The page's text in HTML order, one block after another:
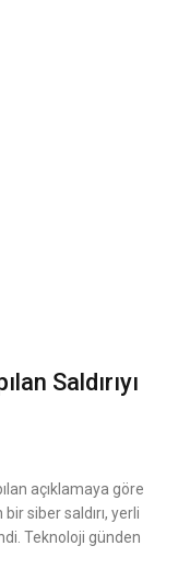
Saldırıyı
açıklamaya göre
siber saldırı, yerli
Teknoloji günden